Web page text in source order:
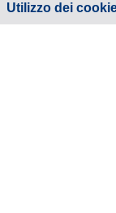
Utilizzo dei